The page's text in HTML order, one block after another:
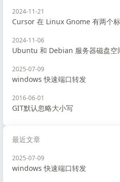
2024-11-21
Cursor 在 Linux Gnome 有两个
2024-11-06
Ubuntu 和 Debian 服务器磁盘空
2025-07-09
windows 快速端口转发
2016-06-01
GIT默认忽略大小写
最近文章
2025-07-09
windows 快速端口转发